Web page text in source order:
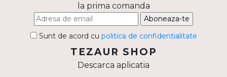
la prima comanda
Aboneaza-te
Sunt de acord cu politica de confidentialitate
TEZAUR SHOP
Descarca aplicatia